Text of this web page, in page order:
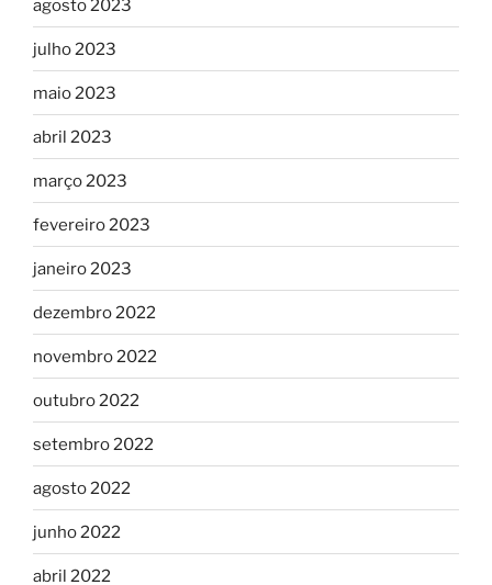
agosto 2023
julho 2023
maio 2023
abril 2023
março 2023
fevereiro 2023
janeiro 2023
dezembro 2022
novembro 2022
outubro 2022
setembro 2022
agosto 2022
junho 2022
abril 2022